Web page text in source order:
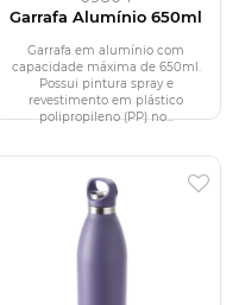
Garrafa Alumínio 650ml
Garrafa em alumínio com
capacidade máxima de 650ml.
Possui pintura spray e
revestimento em plástico
polipropileno (PP) no...